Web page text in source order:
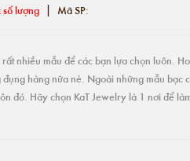
số lượng | Mã SP:
nhiều mẫu để các bạn lựa chọn luôn.
hàng nữa nè. Ngoài những mẫu bạc
đó. Hãy chọn KaT Jewelry là 1 nơi để